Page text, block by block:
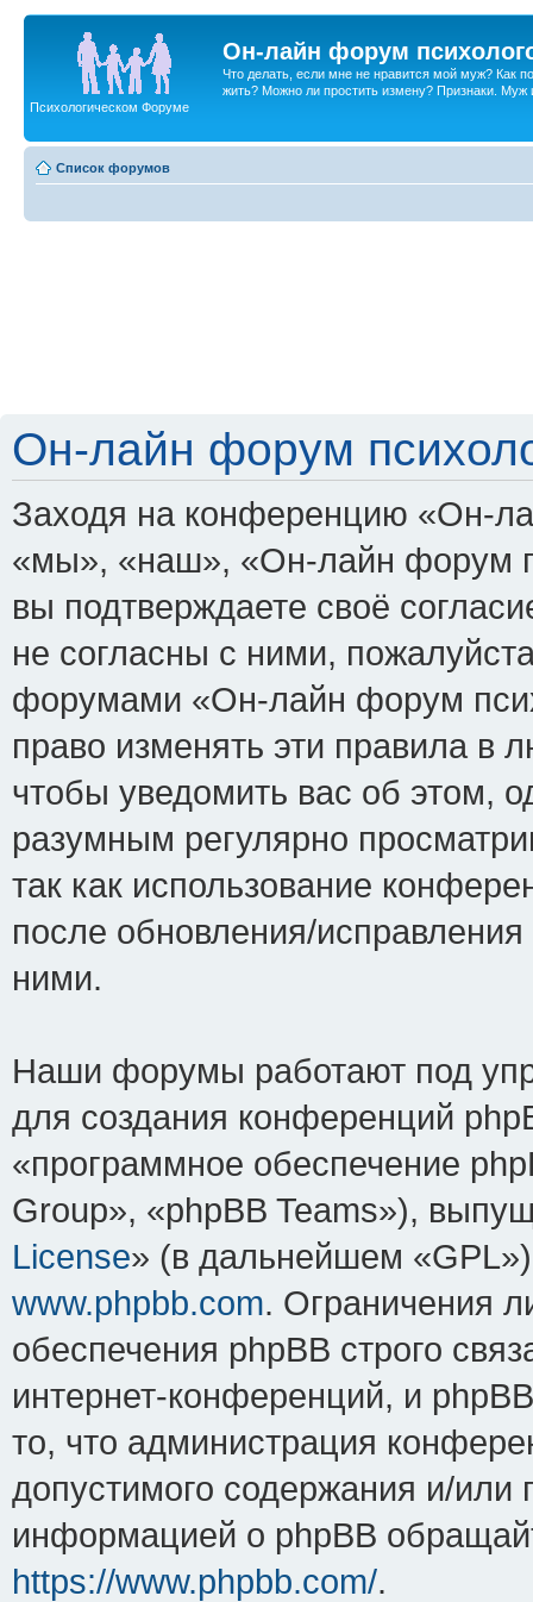
Он-лайн форум
Что делать, если мне не нравится мой муж? Как
жить? Можно ли простить измену? Признаки. Муж
Психологическом Форуме
Список форумов
Он-лайн форум
Заходя на конференцию «Он-
«мы», «наш», «Он-лайн форум
вы подтверждаете своё
не согласны с ними,
форумами «Он-лайн форум
право изменять эти правила в
чтобы уведомить вас об этом,
разумным регулярно
так как использование
после обновления/
ними.
Наши форумы работают под
для создания конференций
«программное обеспечение
Group», «phpBB Teams»),
License» (в дальнейшем
www.phpbb.com. Ограничения
обеспечения phpBB строго
интернет-конференций, и
то, что администрация
допустимого содержания и/или
информацией о phpBB
https://www.phpbb.com/.